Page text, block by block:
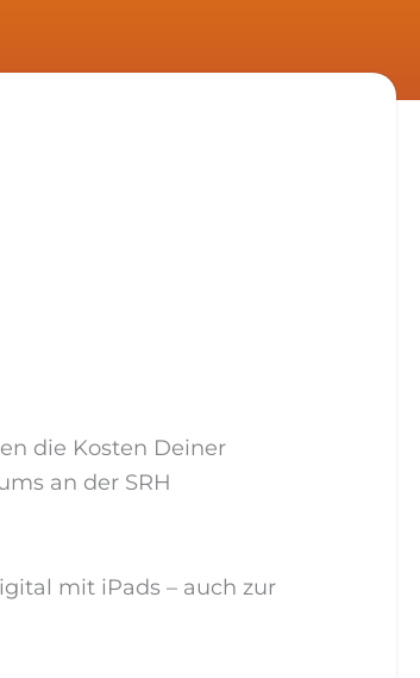
die Kosten Deiner
an der SRH
mit iPads – auch zur